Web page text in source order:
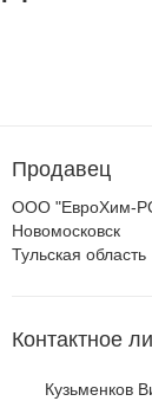
Продавец
ООО "ЕвроХим-
Новомосковск
Тульская область
Контактное
Кузьменков